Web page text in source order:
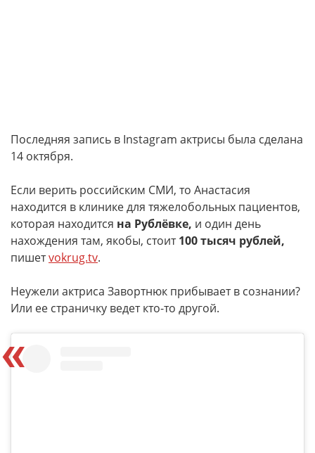
Последняя запись в Instagram актрисы была сделана
14 октября.
Если верить российским СМИ, то Анастасия
находится в клинике для тяжелобольных пациентов,
которая находится на Рублёвке, и один день
нахождения там, якобы, стоит100 тысяч рублей,
пишетvokrug.tv.
Неужели актриса Завортнюк прибывает в сознании?
Или ее страничку ведет кто-то другой.